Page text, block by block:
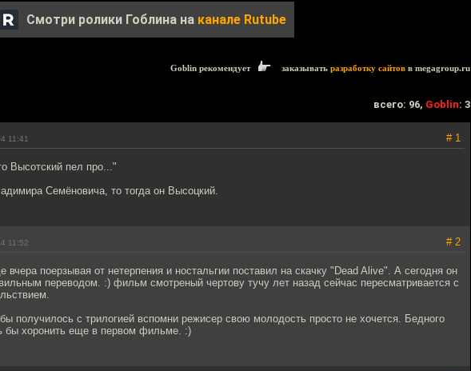
Смотри ролики Гоблина на канале Rutube
Goblin рекомендует заказывать разработку сайтов в megagroup.ru
всего: 96, Goblin: 3
11:41 # 1
Высотский пел про..."
Семёновича, то тогда он Высоцкий.
11:52 # 2
вчера поерзывая от нетерпения и ностальгии поставил на скачку "Dead Alive". А сегодня он
переводом. :) фильм смотреный чертову тучу лет назад сейчас пересматривается с
получилось с трилогией вспомни режисер свою молодость просто не хочется. Бедного
бы хоронить еще в первом фильме. :)